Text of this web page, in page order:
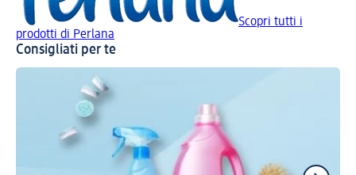
Scopri tutti i
prodotti di Perlana
Consigliati per te